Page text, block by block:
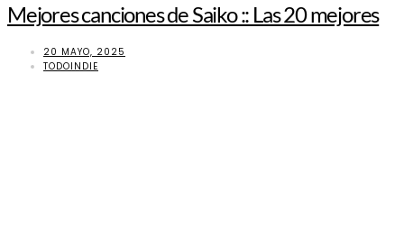
Mejores canciones de Saiko :: Las 20 mejores
20 MAYO, 2025
TODOINDIE